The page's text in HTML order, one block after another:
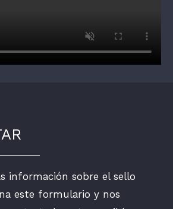
información sobre el sello
este formulario y nos